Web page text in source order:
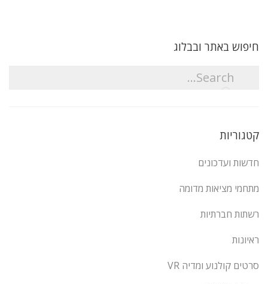
חיפוש באתר ובבלוג
קטגוריות
חדשות ועדכונים
מתחמי מציאות מדומה
רשתות חברתיות
ראיונות
סרטים קולנוע ומדיה VR